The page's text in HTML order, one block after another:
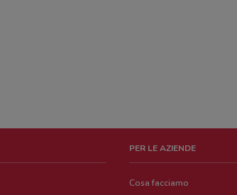
PER LE AZIENDE
Cosa facciamo